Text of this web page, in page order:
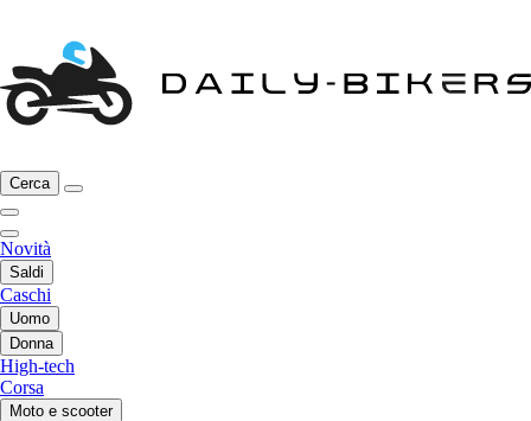
Cerca
Novità
Saldi
Caschi
Uomo
Donna
High-tech
Corsa
Moto e scooter